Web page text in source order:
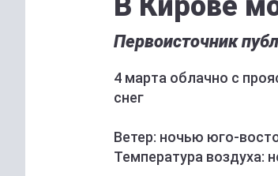
Первоисточник
4 марта облачно с
снег
Ветер: ночью юго-
Температура воздуха: